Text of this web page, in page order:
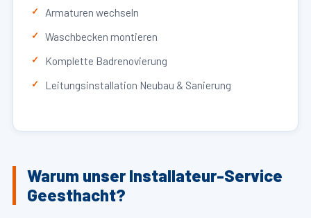
Armaturen wechseln
Waschbecken montieren
Komplette Badrenovierung
Leitungsinstallation Neubau & Sanierung
Warum unser Installateur-Service
Geesthacht?